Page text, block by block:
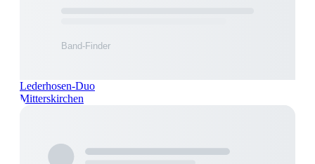
Lederhosen-Duo
Mitterskirchen